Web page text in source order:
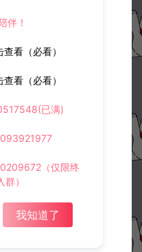
先
伴！
查看（必看）
查看（必看）
已满)
（仅限终
）
我知道了